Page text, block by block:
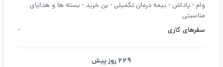
وام -پاداش - بیمه درمان تکمیلی -بن خرید -بسته ها و هدایای
مناسبتی
سفرهای کاری
-
229 روز پیش